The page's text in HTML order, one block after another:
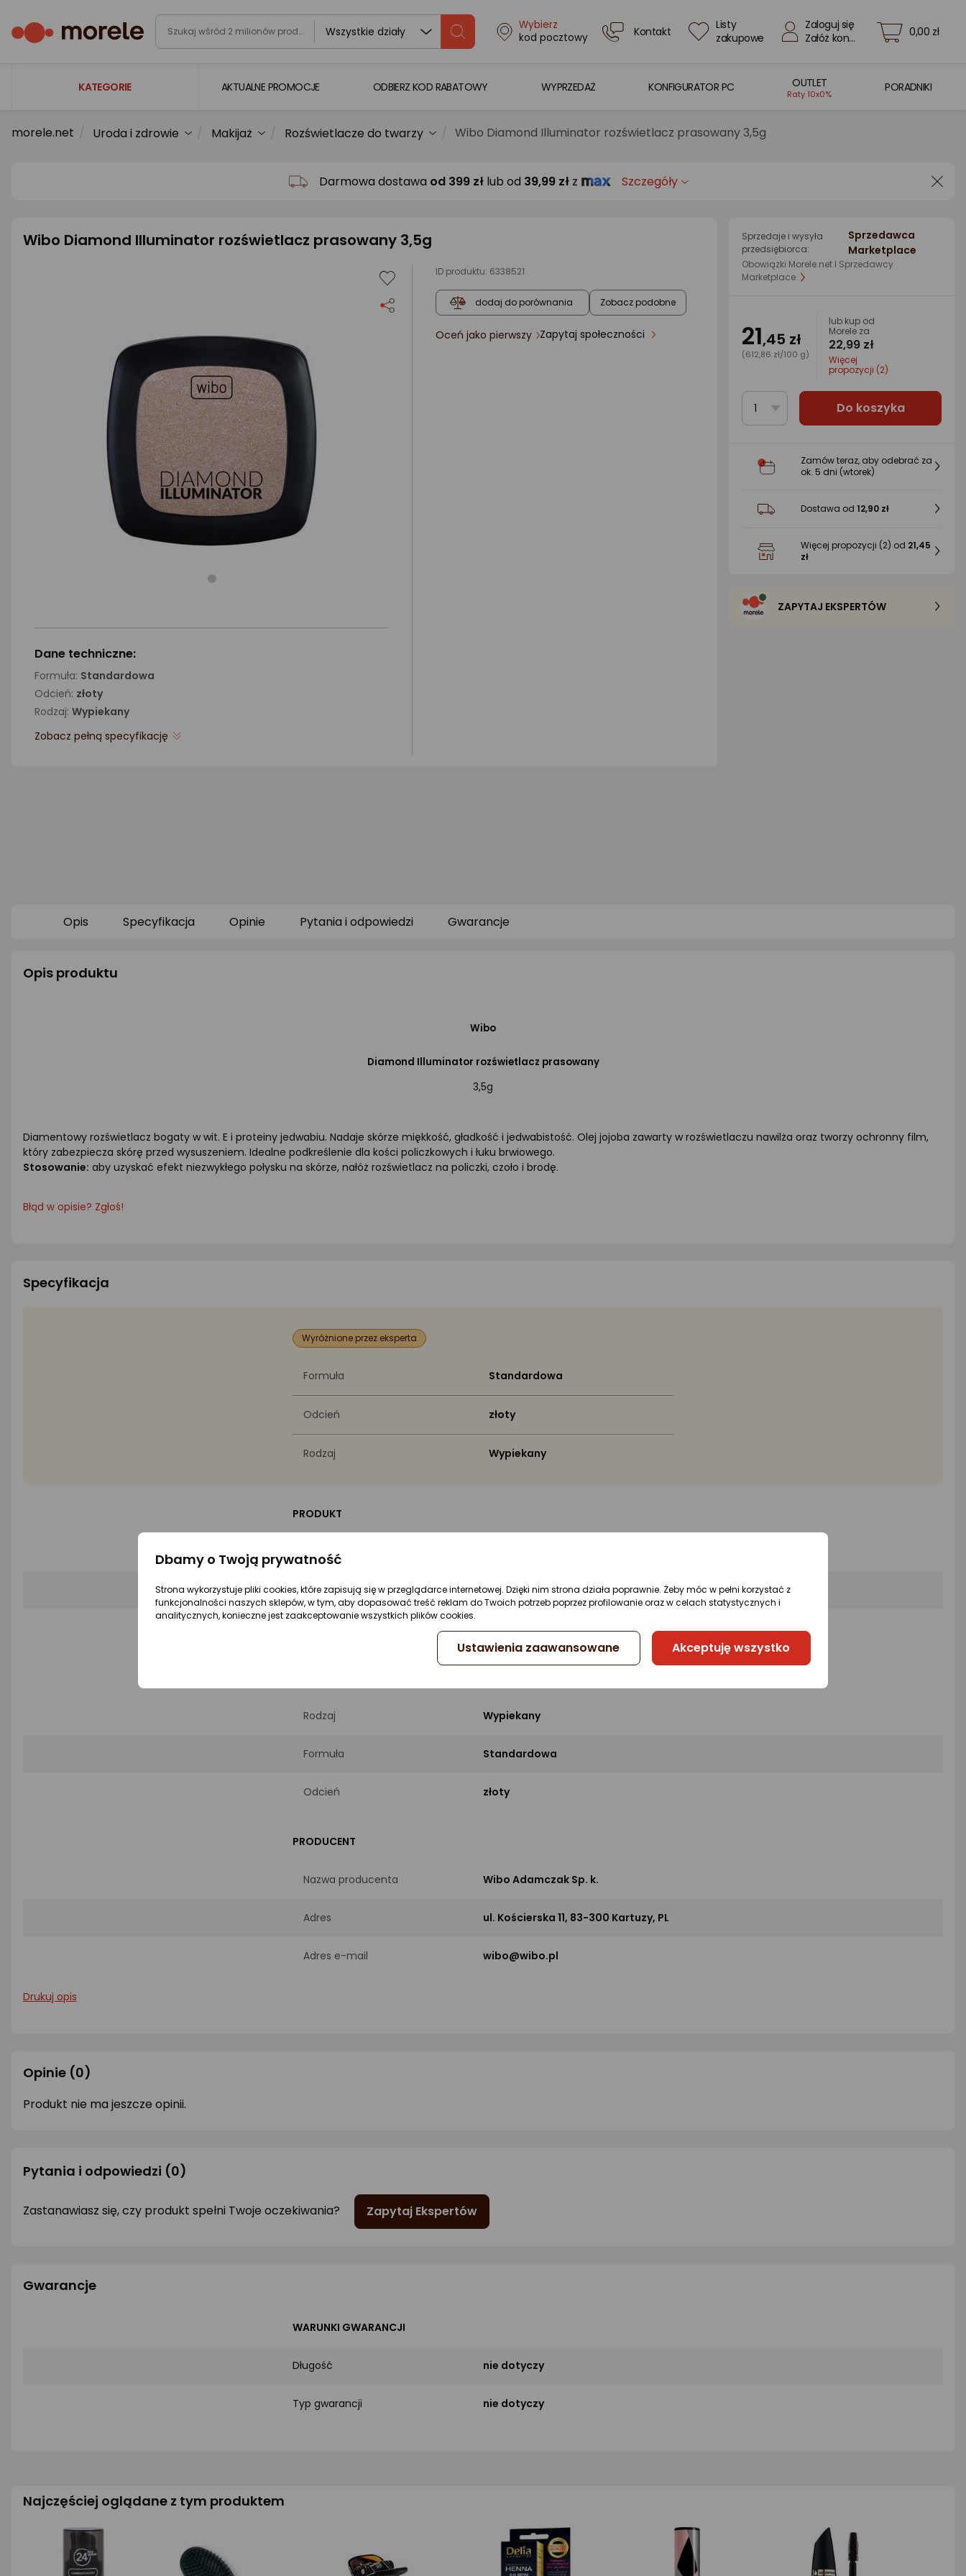
Wszystkie działy
Wybierz
kod pocztowy
Kontakt
Listy
zakupowe
Zaloguj się
Załóż konto
0,00 zł
KATEGORIE
Laptopy
Smartfony i smartwatche
Sport i turystyka
Zabawki i dziecko
AKTUALNE PROMOCJE ODBIERZ KOD RABATOWY WYPRZEDAŻ KONFIGURATOR PC OUTLET
Raty 10x0%
PORADNIKI
morele.net Uroda i zdrowie Makijaż Rozświetlacze do twarzy Wibo Diamond Illuminator rozświetlacz prasowany 3,5g
Darmowa dostawa od 399 zł lub od 39,99 zł z Szczegóły
Wibo Diamond Illuminator rozświetlacz prasowany 3,5g
ID produktu: 6338521
dodaj do porównania Zobacz podobne
ocena
Oceń jako pierwszy Zapytaj społeczności
Dane techniczne:
Formuła: Standardowa
Odcień: złoty
Rodzaj: Wypiekany
Zobacz pełną specyfikację
Sprzedaje i wysyła
przedsiębiorca:
Sprzedawca
Marketplace
Obowiązki Morele.net I Sprzedawcy
Marketplace.
21,45 zł
(612,86 zł/100 g)
lub kup od
Morele za
22,99 zł
Więcej
propozycji (2)
1 Do koszyka
Zamów teraz, aby odebrać za
ok. 5 dni (wtorek)
Dostawa od 12,90 zł
Więcej propozycji (2) od 21,45
zł
ZAPYTAJ EKSPERTÓW
Opis Specyfikacja Opinie Pytania i odpowiedzi Gwarancje
Opis produktu
Wibo
Diamond Illuminator rozświetlacz prasowany
3,5g
Diamentowy rozświetlacz bogaty w wit. E i proteiny jedwabiu. Nadaje skórze miękkość, gładkość i jedwabistość. Olej jojoba zawarty w rozświetlaczu nawilża oraz tworzy ochronny film,
który zabezpiecza skórę przed wysuszeniem. Idealne podkreślenie dla kości policzkowych i łuku brwiowego.
Stosowanie: aby uzyskać efekt niezwykłego połysku na skórze, nałóż rozświetlacz na policzki, czoło i brodę.
Błąd w opisie? Zgłoś!
Specyfikacja
Wyróżnione przez eksperta
Formuła Standardowa
Odcień złoty
Rodzaj Wypiekany
PRODUKT
Marka
Kod producenta 5901801606901
5901801606901
Rodzaj Wypiekany
Formuła Standardowa
Odcień złoty
PRODUCENT
Nazwa producenta Wibo Adamczak Sp. k.
Adres ul. Kościerska 11, 83-300 Kartuzy, PL
Adres e-mail wibo@wibo.pl
Drukuj opis
Opinie (0)
Produkt nie ma jeszcze opinii.
Pytania i odpowiedzi (0)
Zastanawiasz się, czy produkt spełni Twoje oczekiwania? Zapytaj Ekspertów
Gwarancje
WARUNKI GWARANCJI
Długość nie dotyczy
Typ gwarancji nie dotyczy
Najczęściej oglądane z tym produktem
Dbamy o Twoją prywatność
Strona wykorzystuje pliki cookies, które zapisują się w przeglądarce internetowej. Dzięki nim strona działa poprawnie. Żeby móc w pełni korzystać z
funkcjonalności naszych sklepów, w tym, aby dopasować treść reklam do Twoich potrzeb poprzez profilowanie oraz w celach statystycznych i
analitycznych, konieczne jest zaakceptowanie wszystkich plików cookies.
Ustawienia zaawansowane Akceptuję wszystko